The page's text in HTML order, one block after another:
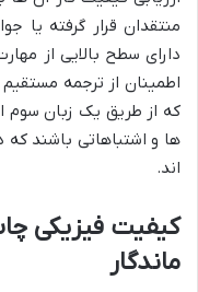
منتقدان قرار گرفته یا
دارای سطح بالایی از
اطمینان از ترجمه
که از طریق یک زبان
ها و اشتباهاتی باشند
اند.
کیفیت فیزیکی
ماندگار